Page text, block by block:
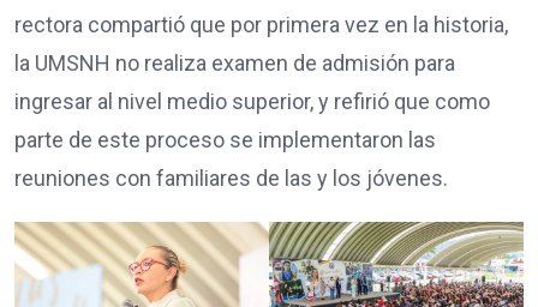
rectora compartió que por primera vez en la historia,
la UMSNH no realiza examen de admisión para
ingresar al nivel medio superior, y refirió que como
parte de este proceso se implementaron las
reuniones con familiares de las y los jóvenes.